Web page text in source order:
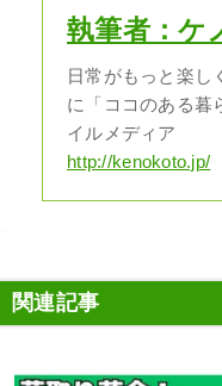
執筆者：ケ
日常がもっと楽し
に「ココのある暮
イルメディア
http://kenokoto.jp/
関連記事